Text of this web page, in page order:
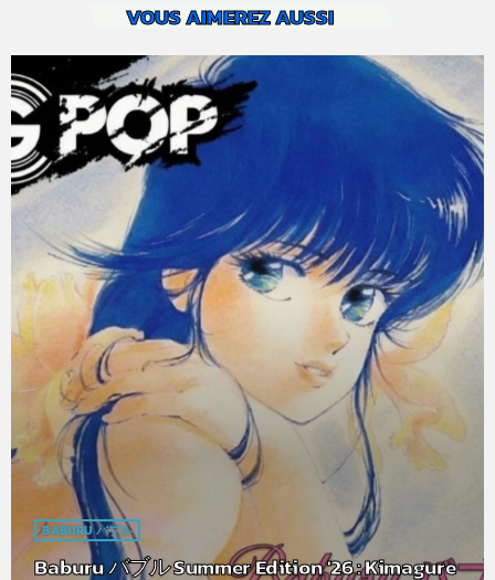
VOUS AIMEREZ AUSSI
BABURU バブル
Baburu バブル Summer Edition '26 : Kimagure